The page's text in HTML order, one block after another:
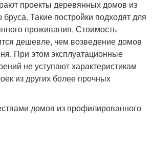
проекты деревянных домов из
Такие постройки подходят для
проживания. Стоимость
дешевле, чем возведение домов
При этом эксплуатационные
не уступают характеристикам
из других более прочных
домов из профилированного